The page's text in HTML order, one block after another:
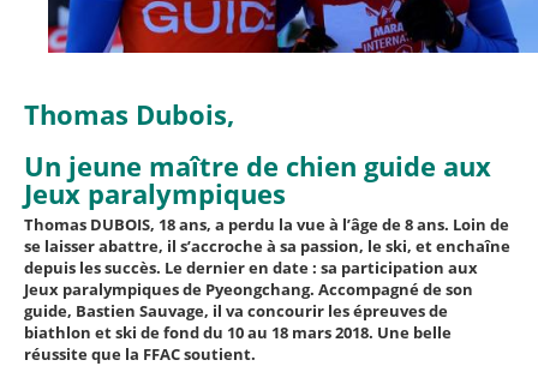
Thomas Dubois,
Un jeune maître de chien guide aux
Jeux paralympiques
Thomas DUBOIS, 18 ans, a perdu la vue à l’âge de 8 ans. Loin de
se laisser abattre, il s’accroche à sa passion, le ski, et enchaîne
depuis les succès. Le dernier en date : sa participation aux
Jeux paralympiques de Pyeongchang. Accompagné de son
guide, Bastien Sauvage, il va concourir les épreuves de
biathlon et ski de fond du 10 au 18 mars 2018. Une belle
réussite que la FFAC soutient.